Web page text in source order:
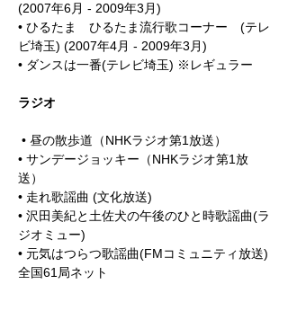
(2007年6月 - 2009年3月)
• ひるたま ひるたま流行歌コーナー (テレ
ビ埼玉) (2007年4月 - 2009年3月)
• ダンスは一番(テレビ埼玉) ※レギュラー
ラジオ
• 昼の散歩道（NHKラジオ第1放送）
• サンデージョッキー（NHKラジオ第1放
送）
• 走れ歌謡曲 (文化放送)
• 沢田美紀と土佐犬の午後のひと時歌謡曲(ラ
ジオミュー)
• 元気はつらつ歌謡曲(FMコミュニティ放送)
全国61局ネット